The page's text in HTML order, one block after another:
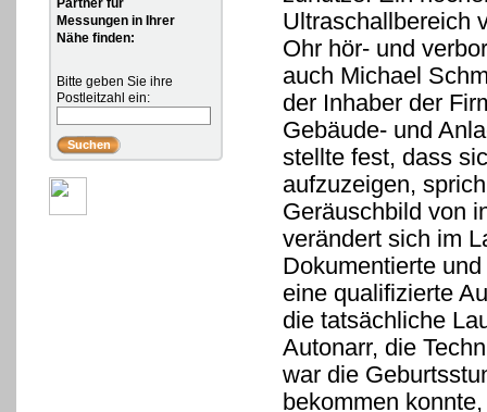
Partner für
Messungen in Ihrer
Nähe finden:
Bitte geben Sie ihre
Postleitzahl ein:
Ultraschallbereich
Ohr hör- und
auch Michael
der Inhaber der
Gebäude- und
stellte fest, dass
aufzuzeigen,
Geräuschbild von
verändert sich im
Dokumentierte
eine qualifizierte
die tatsächliche
Autonarr, die
war die
bekommen